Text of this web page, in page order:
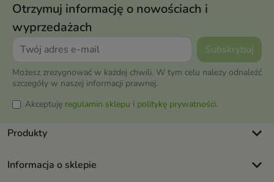
Otrzymuj informację o nowościach i
wyprzedażach
Możesz zrezygnować w każdej chwili. W tym celu należy odnaleźć
szczegóły w naszej informacji prawnej.
Akceptuję regulamin sklepu i politykę prywatności.
Produkty keyboard_arrow_down
Informacja o sklepie keyboard_arrow_down